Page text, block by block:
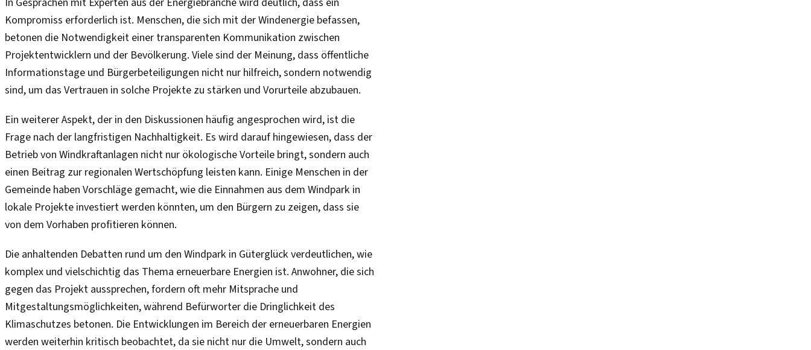
Kompromiss erforderlich ist. Menschen, die sich mit der Windenergie befassen,
betonen die Notwendigkeit einer transparenten Kommunikation zwischen
Projektentwicklern und der Bevölkerung. Viele sind der Meinung, dass öffentliche
Informationstage und Bürgerbeteiligungen nicht nur hilfreich, sondern notwendig
sind, um das Vertrauen in solche Projekte zu stärken und Vorurteile abzubauen.
Ein weiterer Aspekt, der in den Diskussionen häufig angesprochen wird, ist die
Frage nach der langfristigen Nachhaltigkeit. Es wird darauf hingewiesen, dass der
Betrieb von Windkraftanlagen nicht nur ökologische Vorteile bringt, sondern auch
einen Beitrag zur regionalen Wertschöpfung leisten kann. Einige Menschen in der
Gemeinde haben Vorschläge gemacht, wie die Einnahmen aus dem Windpark in
lokale Projekte investiert werden könnten, um den Bürgern zu zeigen, dass sie
von dem Vorhaben profitieren können.
Die anhaltenden Debatten rund um den Windpark in Güterglück verdeutlichen, wie
komplex und vielschichtig das Thema erneuerbare Energien ist. Anwohner, die sich
gegen das Projekt aussprechen, fordern oft mehr Mitsprache und
Mitgestaltungsmöglichkeiten, während Befürworter die Dringlichkeit des
Klimaschutzes betonen. Die Entwicklungen im Bereich der erneuerbaren Energien
werden weiterhin kritisch beobachtet, da sie nicht nur die Umwelt, sondern auch